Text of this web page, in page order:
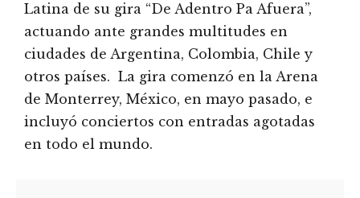
Latina de su gira “De Adentro Pa Afuera”,
actuando ante grandes multitudes en
ciudades de Argentina, Colombia, Chile y
otros países. La gira comenzó en la Arena
de Monterrey, México, en mayo pasado, e
incluyó conciertos con entradas agotadas
en todo el mundo.